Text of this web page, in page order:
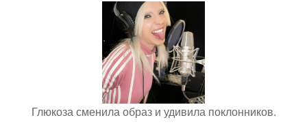
Глюкоза сменила образ и удивила поклонников.